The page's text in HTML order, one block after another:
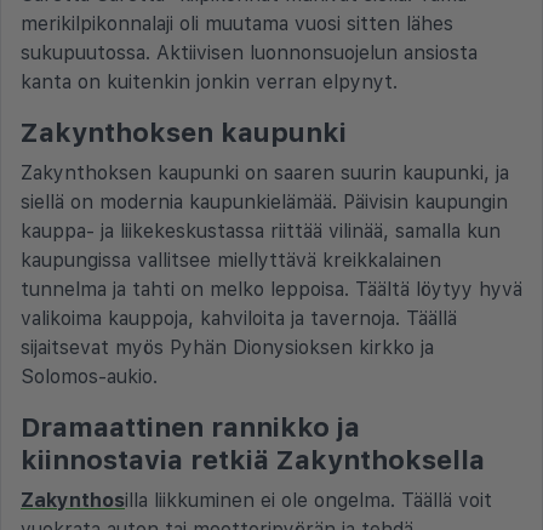
merikilpikonnalaji oli muutama vuosi sitten lähes
sukupuutossa. Aktiivisen luonnonsuojelun ansiosta
kanta on kuitenkin jonkin verran elpynyt.
Zakynthoksen kaupunki
Zakynthoksen kaupunki on saaren suurin kaupunki, ja
siellä on modernia kaupunkielämää. Päivisin kaupungin
kauppa- ja liikekeskustassa riittää vilinää, samalla kun
kaupungissa vallitsee miellyttävä kreikkalainen
tunnelma ja tahti on melko leppoisa. Täältä löytyy hyvä
valikoima kauppoja, kahviloita ja tavernoja. Täällä
sijaitsevat myös Pyhän Dionysioksen kirkko ja
Solomos-aukio.
Dramaattinen rannikko ja
kiinnostavia retkiä Zakynthoksella
Zakynthosilla liikkuminen ei ole ongelma. Täällä voit